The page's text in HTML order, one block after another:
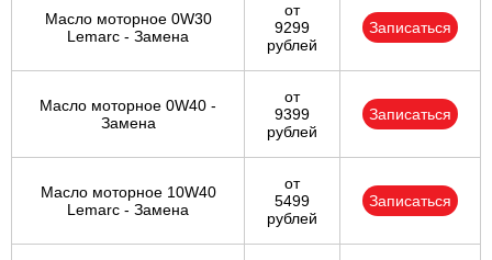
Масло моторное 0W30
Lemarc - Замена
от
9299
рублей
Записаться
Масло моторное 0W40 -
Замена
от
9399
рублей
Записаться
Масло моторное 10W40
Lemarc - Замена
от
5499
рублей
Записаться